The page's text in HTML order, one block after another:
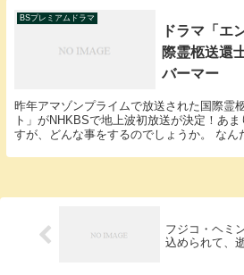
BSプレミアムドラマ
ドラマ「エ
際霊柩送還
バーマー
昨年アマゾンプライムで放送された国際霊
ト」がNHKBSで地上波初放送が決定！あ
すが、どんな事をするのでしょうか。 なん
フジコ・ヘミ
込められて、